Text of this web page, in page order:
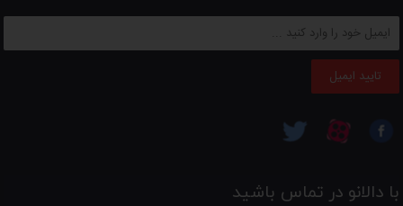
تایید ایمیل
با دالانو در تماس باشید